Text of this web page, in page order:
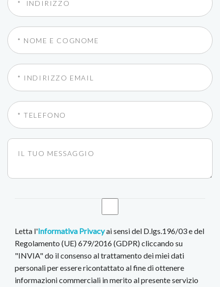
Letta l'Informativa Privacyai sensi del D.lgs.196/03 e del
Regolamento (UE) 679/2016 (GDPR) cliccando su
"INVIA" do il consenso al trattamento dei miei dati
personali per essere ricontattato al fine di ottenere
informazioni commerciali in merito al presente servizio